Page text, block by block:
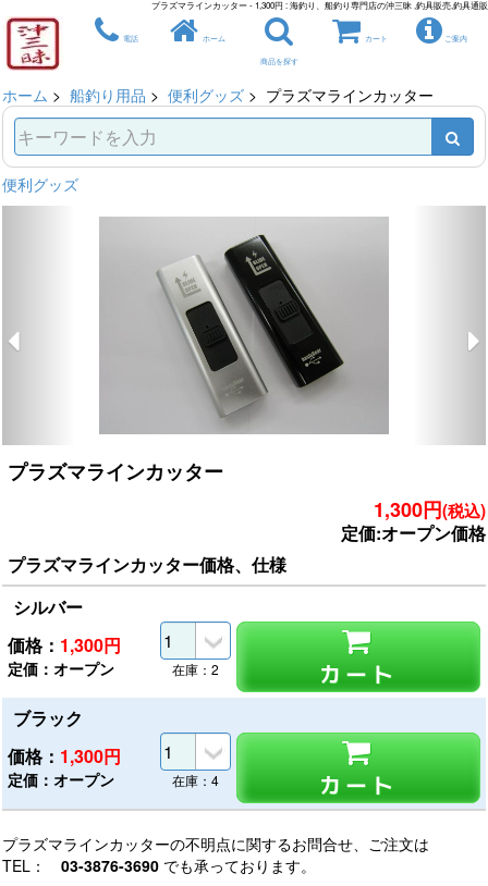
プラズマラインカッター - 1,300円 : 海釣り、船釣り専門店の沖三昧 ,釣具販売,釣具通販
電話 ホーム
商品を探す
カート ご案内
ホーム > 船釣り用品 > 便利グッズ > プラズマラインカッター
便利グッズ
プラズマラインカッター
1,300円(税込)
定価:オープン価格
プラズマラインカッター価格、仕様
シルバー
価格： 1,300円
定価：オープン カート
在庫：2
ブラック
価格： 1,300円
定価：オープン カート
在庫：4
プラズマラインカッターの不明点に関するお問合せ、ご注文は
TEL： 03-3876-3690 でも承っております。